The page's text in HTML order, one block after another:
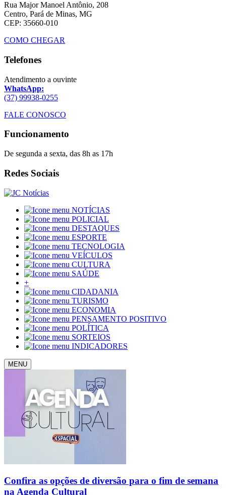
Rua Major Manoel Antônio, 208
Centro, Pará de Minas, MG
CEP: 35660-010
COMO CHEGAR
Telefones
Atendimento a ouvinte
WhatsApp:
(37) 99938-0255
FALE CONOSCO
Funcionamento
De segunda a sexta, das 8h as 17h
Redes Sociais
NOTÍCIAS
POLICIAL
DESTAQUES
ESPORTE
TECNOLOGIA
VEÍCULOS
CULTURA
SAÚDE
+
CIDADANIA
TURISMO
ECONOMIA
PENSAMENTO POSITIVO
POLÍTICA
SORTEIOS
INDICADORES
MENU
Confira as opções de diversão para o fim de semana
na Agenda Cultural